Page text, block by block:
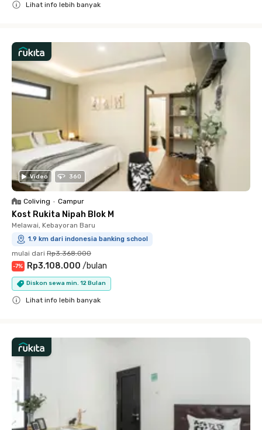
Lihat info lebih banyak
Video 360
Coliving • Campur
Kost Rukita Nipah Blok M
Melawai, Kebayoran Baru
1.9 km dari indonesia banking school
mulai dari Rp3.368.000
-7% Rp3.108.000 /bulan
Diskon sewa min. 12 Bulan
Lihat info lebih banyak